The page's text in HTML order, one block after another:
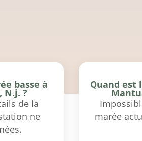
basse à
N.j. ?
de la
ne
Quand est
marée